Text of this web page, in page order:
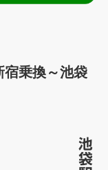
宿乗換～池袋